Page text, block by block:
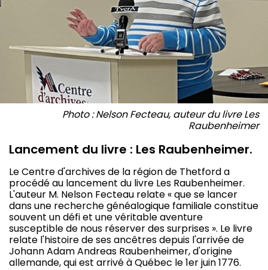
Photo : Nelson Fecteau, auteur du livre Les
Raubenheimer
Lancement du livre : Les Raubenheimer.
Le Centre d'archives de la région de Thetford a
procédé au lancement du livre Les Raubenheimer.
L'auteur M. Nelson Fecteau relate « que se lancer
dans une recherche généalogique familiale constitue
souvent un défi et une véritable aventure
susceptible de nous réserver des surprises ». Le livre
relate l'histoire de ses ancêtres depuis l'arrivée de
Johann Adam Andreas Raubenheimer, d'origine
allemande, qui est arrivé à Québec le 1er juin 1776.